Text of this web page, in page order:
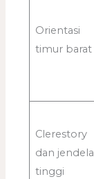
Orientasi
timur barat
Clerestory
dan jendela
tinggi